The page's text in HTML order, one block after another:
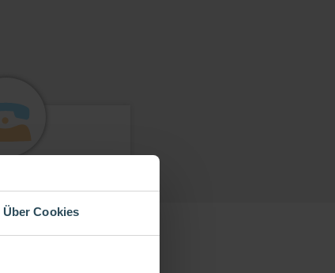
Über Cookies
gerne mit dir